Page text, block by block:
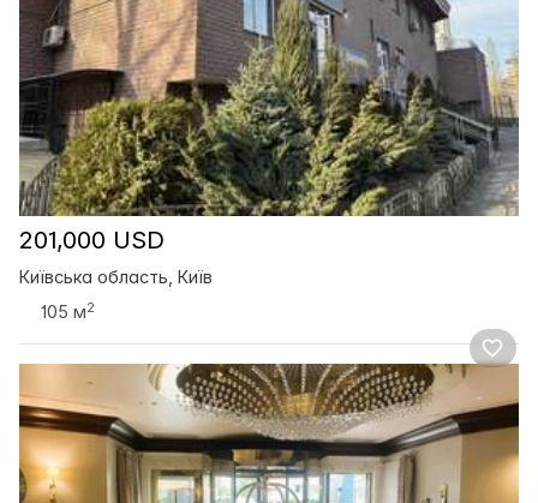
201,000 USD
Київська область, Київ
105 м2